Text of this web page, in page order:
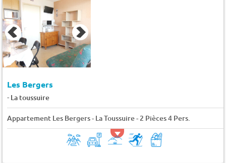
Les Bergers
- La toussuire
Appartement Les Bergers - La Toussuire - 2 Pièces 4 Pers.